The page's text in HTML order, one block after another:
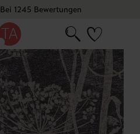
Bei 1245 Bewertungen